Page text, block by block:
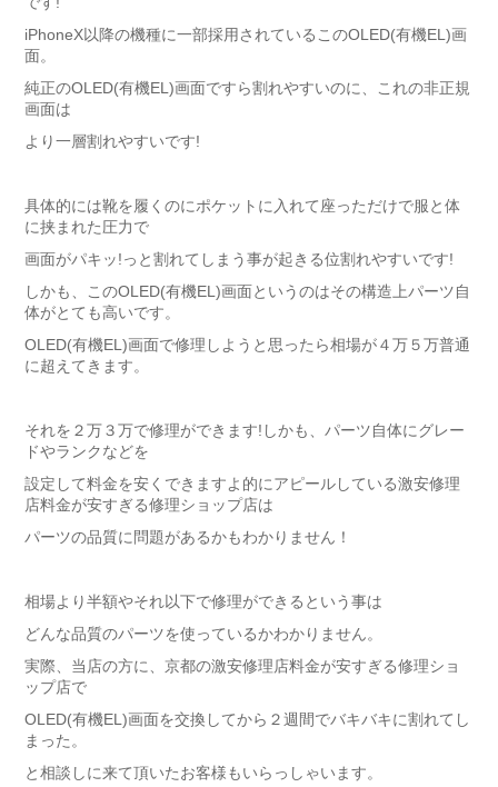
iPhoneX以降の機種に一部採用されているこのOLED(有機EL)画
面。
純正のOLED(有機EL)画面ですら割れやすいのに、これの非正規
画面は
より一層割れやすいです!
具体的には靴を履くのにポケットに入れて座っただけで服と体
に挟まれた圧力で
画面がパキッ!っと割れてしまう事が起きる位割れやすいです!
しかも、このOLED(有機EL)画面というのはその構造上パーツ自
体がとても高いです。
OLED(有機EL)画面で修理しようと思ったら相場が４万５万普通
に超えてきます。
それを２万３万で修理ができます!しかも、パーツ自体にグレー
ドやランクなどを
設定して料金を安くできますよ的にアピールしている激安修理
店料金が安すぎる修理ショップ店は
パーツの品質に問題があるかもわかりません！
相場より半額やそれ以下で修理ができるという事は
どんな品質のパーツを使っているかわかりません。
実際、当店の方に、京都の激安修理店料金が安すぎる修理ショ
ップ店で
OLED(有機EL)画面を交換してから２週間でバキバキに割れてし
まった。
と相談しに来て頂いたお客様もいらっしゃいます。